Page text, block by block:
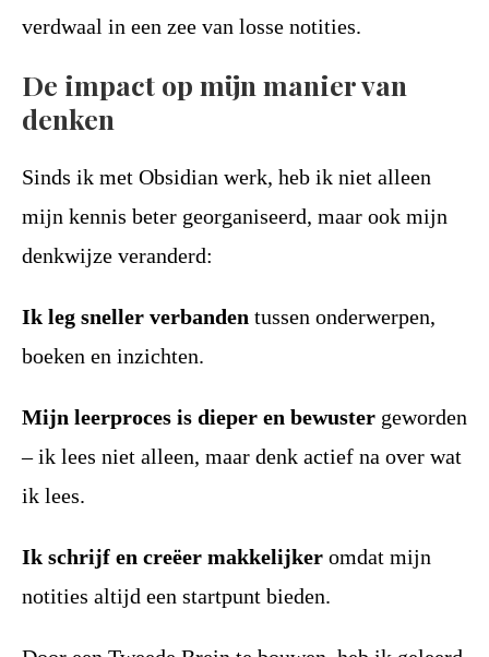
verdwaal in een zee van losse notities.
De impact op mijn manier van
denken
Sinds ik met Obsidian werk, heb ik niet alleen
mijn kennis beter georganiseerd, maar ook mijn
denkwijze veranderd:
Ik leg sneller verbanden tussen onderwerpen,
boeken en inzichten.
Mijn leerproces is dieper en bewuster geworden
– ik lees niet alleen, maar denk actief na over wat
ik lees.
Ik schrijf en creëer makkelijker omdat mijn
notities altijd een startpunt bieden.